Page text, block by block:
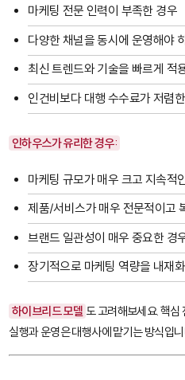
마케팅 전문 인력이 부족한 경우
다양한 채널을 동시에 운영해야
최신 트렌드와 기술을 빠르게 적
인건비보다 대행 수수료가 저렴
인하우스가 유리한 경우:
마케팅 규모가 매우 크고 지속적
제품/서비스가 매우 전문적이고
브랜드 일관성이 매우 중요한 경
장기적으로 마케팅 역량을 내재
하이브리드 모델 도 고려해보세요. 핵
실행과 운영은 대행사에 맡기는 방식입